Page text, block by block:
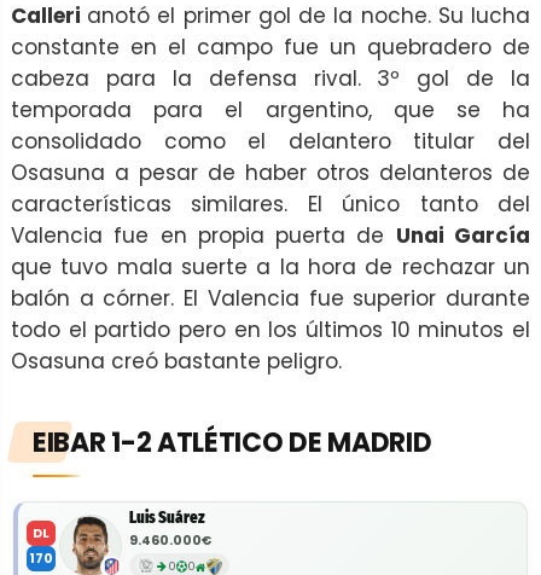
Calleri anotó el primer gol de la noche. Su lucha
constante en el campo fue un quebradero de
cabeza para la defensa rival. 3º gol de la
temporada para el argentino, que se ha
consolidado como el delantero titular del
Osasuna a pesar de haber otros delanteros de
características similares. El único tanto del
Valencia fue en propia puerta de Unai García
que tuvo mala suerte a la hora de rechazar un
balón a córner. El Valencia fue superior durante
todo el partido pero en los últimos 10 minutos el
Osasuna creó bastante peligro.
EIBAR 1-2 ATLÉTICO DE MADRID
DL
170
Luis Suárez
9.460.000€
0 0